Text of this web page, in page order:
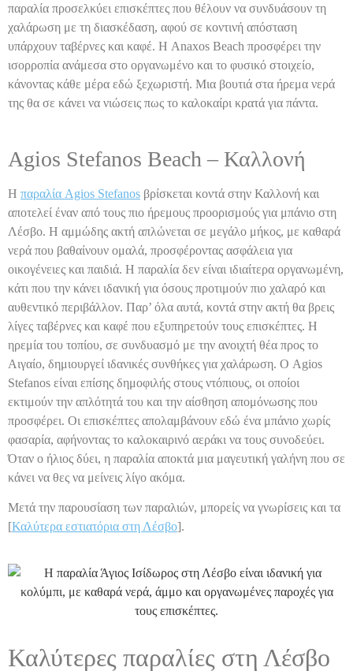
παραλία προσελκύει επισκέπτες που θέλουν να συνδυάσουν τη
χαλάρωση με τη διασκέδαση, αφού σε κοντινή απόσταση
υπάρχουν ταβέρνες και καφέ. Η Anaxos Beach προσφέρει την
ισορροπία ανάμεσα στο οργανωμένο και το φυσικό στοιχείο,
κάνοντας κάθε μέρα εδώ ξεχωριστή. Μια βουτιά στα ήρεμα νερά
της θα σε κάνει να νιώσεις πως το καλοκαίρι κρατά για πάντα.
Agios Stefanos Beach – Καλλονή
Η παραλία Agios Stefanos βρίσκεται κοντά στην Καλλονή και
αποτελεί έναν από τους πιο ήρεμους προορισμούς για μπάνιο στη
Λέσβο. Η αμμώδης ακτή απλώνεται σε μεγάλο μήκος, με καθαρά
νερά που βαθαίνουν ομαλά, προσφέροντας ασφάλεια για
οικογένειες και παιδιά. Η παραλία δεν είναι ιδιαίτερα οργανωμένη,
κάτι που την κάνει ιδανική για όσους προτιμούν πιο χαλαρό και
αυθεντικό περιβάλλον. Παρ’ όλα αυτά, κοντά στην ακτή θα βρεις
λίγες ταβέρνες και καφέ που εξυπηρετούν τους επισκέπτες. Η
ηρεμία του τοπίου, σε συνδυασμό με την ανοιχτή θέα προς το
Αιγαίο, δημιουργεί ιδανικές συνθήκες για χαλάρωση. Ο Agios
Stefanos είναι επίσης δημοφιλής στους ντόπιους, οι οποίοι
εκτιμούν την απλότητά του και την αίσθηση απομόνωσης που
προσφέρει. Οι επισκέπτες απολαμβάνουν εδώ ένα μπάνιο χωρίς
φασαρία, αφήνοντας το καλοκαιρινό αεράκι να τους συνοδεύει.
Όταν ο ήλιος δύει, η παραλία αποκτά μια μαγευτική γαλήνη που σε
κάνει να θες να μείνεις λίγο ακόμα.
Μετά την παρουσίαση των παραλιών, μπορείς να γνωρίσεις και τα
[Καλύτερα εστιατόρια στη Λέσβο].
Καλύτερες παραλίες στη Λέσβο